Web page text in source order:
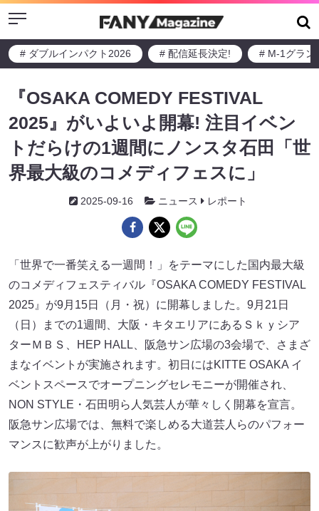
Menu
# ダブルインパクト2026 # 配信延長決定! # M-1グラン
『OSAKA COMEDY FESTIVAL
2025』がいよいよ開幕! 注目イベン
トだらけの1週間にノンスタ石田「世
界最大級のコメディフェスに」
2025-09-16 ニュース レポート
「世界で一番笑える一週間！」をテーマにした国内最大級
のコメディフェスティバル『OSAKA COMEDY FESTIVAL
2025』が9月15日（月・祝）に開幕しました。9月21日
（日）までの1週間、大阪・キタエリアにあるＳｋｙシア
ターＭＢＳ、HEP HALL、阪急サン広場の3会場で、さまざ
まなイベントが実施されます。初日にはKITTE OSAKA イ
ベントスペースでオープニングセレモニーが開催され、
NON STYLE・石田明ら人気芸人が華々しく開幕を宣言。
阪急サン広場では、無料で楽しめる大道芸人らのパフォー
マンスに歓声が上がりました。